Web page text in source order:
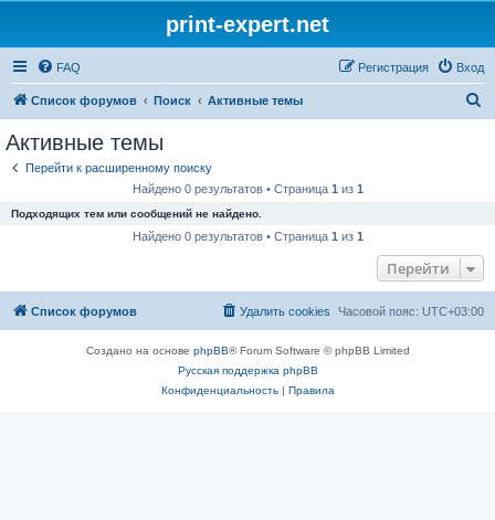
print-expert.net
FAQ Вход
Регистрация
Список форумов Поиск Активные темы
Активные темы
Перейти к расширенному поиску
Найдено 0 результатов • Страница 1 из 1
Подходящих тем или сообщений не найдено.
Найдено 0 результатов • Страница 1 из 1
Перейти
Список форумов Часовой пояс: UTC+03:00
Удалить cookies
Создано на основе phpBB® Forum Software © phpBB Limited
Русская поддержка phpBB
Конфиденциальность| Правила